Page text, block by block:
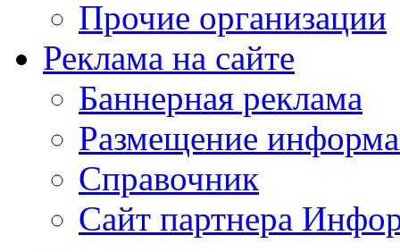
Прочие организации
Реклама на сайте
Баннерная реклама
Размещение
Справочник
Сайт партнера